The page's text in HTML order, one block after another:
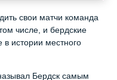
свои матчи команда
числе, и бердские
истории местного
Бердск самым